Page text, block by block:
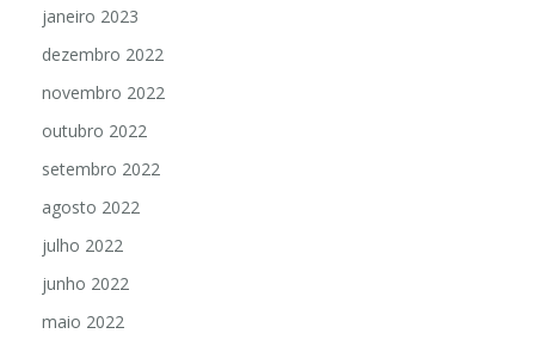
janeiro 2023
dezembro 2022
novembro 2022
outubro 2022
setembro 2022
agosto 2022
julho 2022
junho 2022
maio 2022